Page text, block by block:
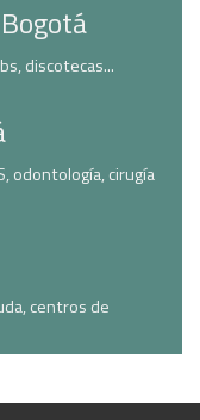
discotecas...
odontología, cirugía
centros de